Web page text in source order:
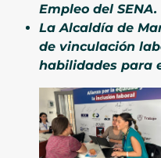
Empleo del SENA.
La Alcaldía de
de vinculación
habilidades para